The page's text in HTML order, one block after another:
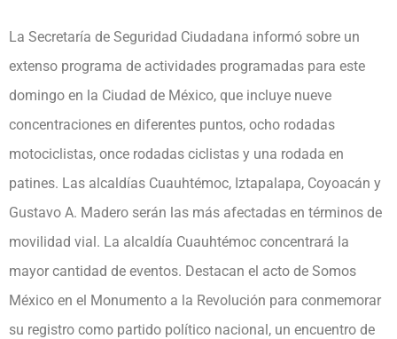
La Secretaría de Seguridad Ciudadana informó sobre un
extenso programa de actividades programadas para este
domingo en la Ciudad de México, que incluye nueve
concentraciones en diferentes puntos, ocho rodadas
motociclistas, once rodadas ciclistas y una rodada en
patines. Las alcaldías Cuauhtémoc, Iztapalapa, Coyoacán y
Gustavo A. Madero serán las más afectadas en términos de
movilidad vial. La alcaldía Cuauhtémoc concentrará la
mayor cantidad de eventos. Destacan el acto de Somos
México en el Monumento a la Revolución para conmemorar
su registro como partido político nacional, un encuentro de